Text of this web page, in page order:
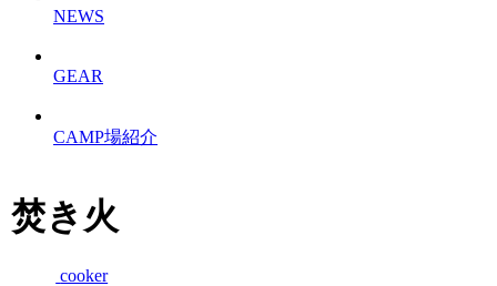
NEWS
GEAR
CAMP場紹介
焚き火
cooker